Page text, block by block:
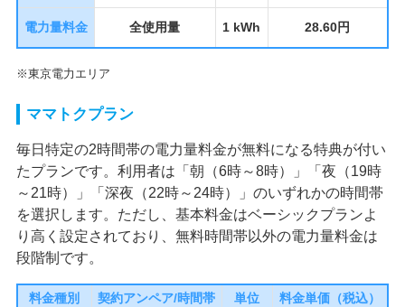
電力量料金 全使用量 1 kWh 28.60円
※東京電力エリア
ママトクプラン
毎日特定の2時間帯の電力量料金が無料になる特典が付い
たプランです。利用者は「朝（6時～8時）」「夜（19時
～21時）」「深夜（22時～24時）」のいずれかの時間帯
を選択します。ただし、基本料金はベーシックプランよ
り高く設定されており、無料時間帯以外の電力量料金は
段階制です。
料金種別 契約アンペア/時間帯 単位 料金単価（税込）